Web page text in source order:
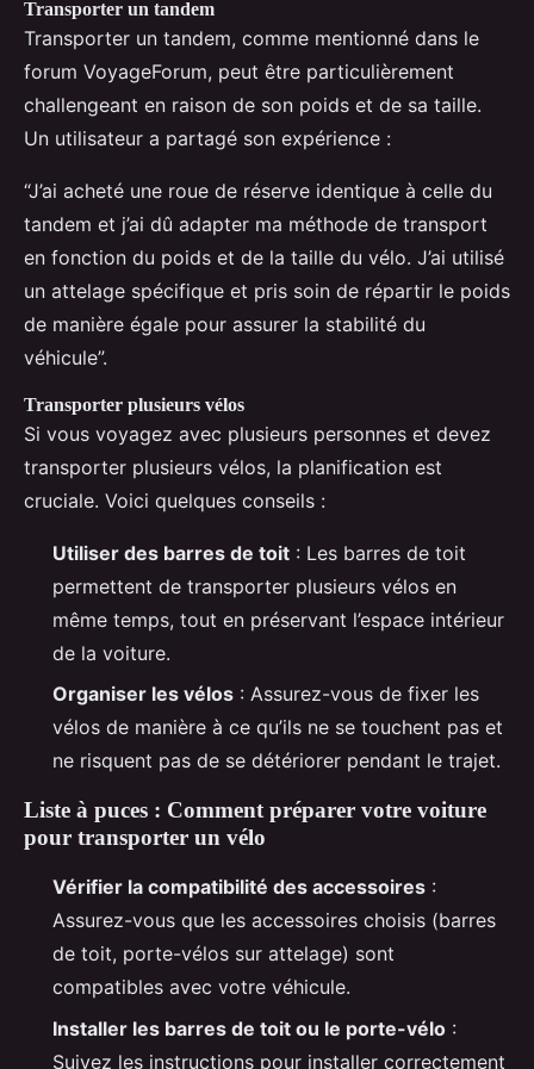
Transporter un tandem
Transporter un tandem, comme mentionné dans le
forum VoyageForum, peut être particulièrement
challengeant en raison de son poids et de sa taille.
Un utilisateur a partagé son expérience :
“J’ai acheté une roue de réserve identique à celle du
tandem et j’ai dû adapter ma méthode de transport
en fonction du poids et de la taille du vélo. J’ai utilisé
un attelage spécifique et pris soin de répartir le poids
de manière égale pour assurer la stabilité du
véhicule”.
Transporter plusieurs vélos
Si vous voyagez avec plusieurs personnes et devez
transporter plusieurs vélos, la planification est
cruciale. Voici quelques conseils :
Utiliser des barres de toit : Les barres de toit
permettent de transporter plusieurs vélos en
même temps, tout en préservant l’espace intérieur
de la voiture.
Organiser les vélos : Assurez-vous de fixer les
vélos de manière à ce qu’ils ne se touchent pas et
ne risquent pas de se détériorer pendant le trajet.
Liste à puces : Comment préparer votre voiture
pour transporter un vélo
Vérifier la compatibilité des accessoires :
Assurez-vous que les accessoires choisis (barres
de toit, porte-vélos sur attelage) sont
compatibles avec votre véhicule.
Installer les barres de toit ou le porte-vélo :
Suivez les instructions pour installer correctement